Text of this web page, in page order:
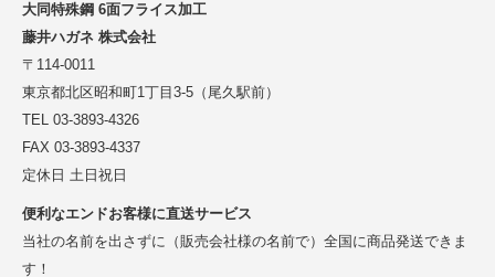
大同特殊鋼 6面フライス加工
藤井ハガネ 株式会社
〒114-0011
東京都北区昭和町1丁目3-5（尾久駅前）
TEL 03-3893-4326
FAX 03-3893-4337
定休日 土日祝日
便利なエンドお客様に直送サービス
当社の名前を出さずに（販売会社様の名前で）全国に商品発送できま
す！